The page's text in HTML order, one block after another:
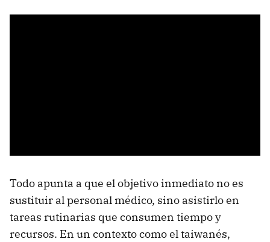
Todo apunta a que el objetivo inmediato no es
sustituir al personal médico, sino asistirlo en
tareas rutinarias que consumen tiempo y
recursos. En un contexto como el taiwanés,